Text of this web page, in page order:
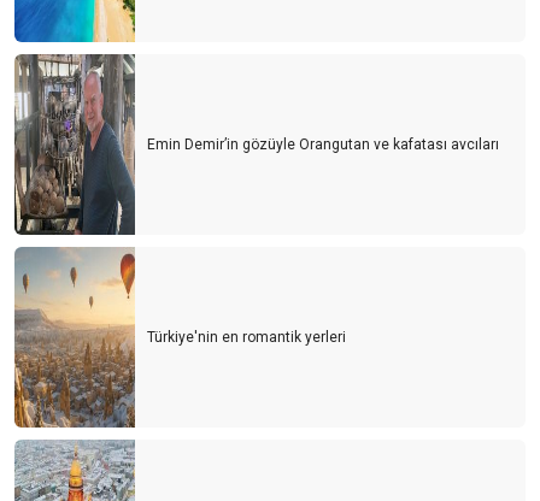
Emin Demir’in gözüyle Orangutan ve kafatası avcıları
Türkiye'nin en romantik yerleri